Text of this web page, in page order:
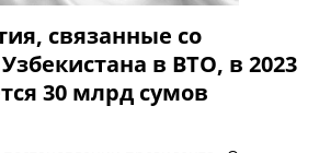
связанные со
в ВТО, в 2023
30 млрд сумов